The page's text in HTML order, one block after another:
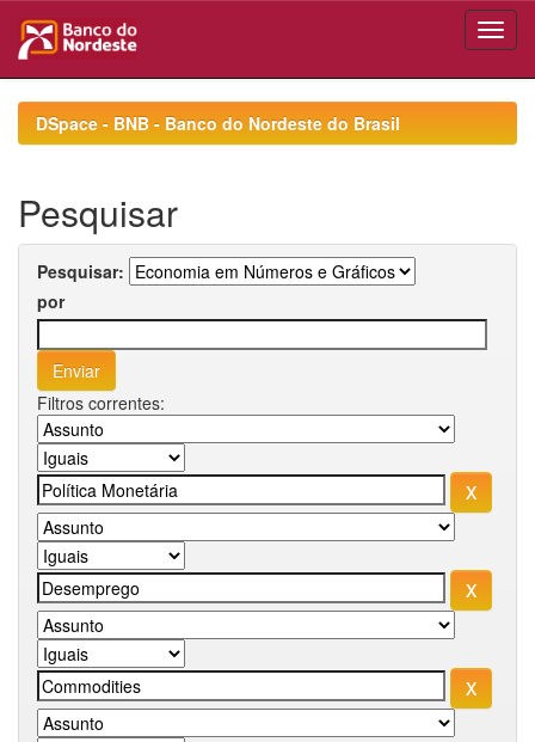
navigationDSpace - BNB - Banco do Nordeste do Brasil
Pesquisar
Pesquisar:
por
Filtros correntes: